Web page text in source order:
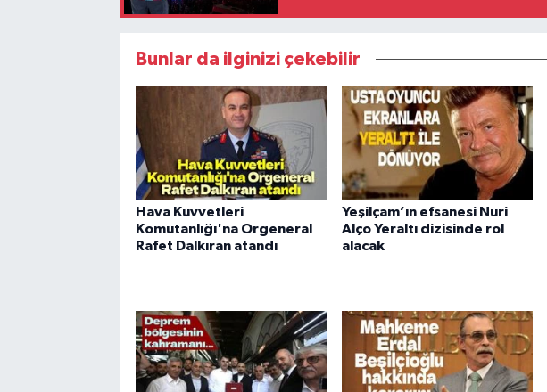
Bunlar da ilginizi çekebilir
Hava Kuvvetleri
Komutanlığı'na Orgeneral
Rafet Dalkıran atandı
Yeşilçam’ın efsanesi Nuri
Alço Yeraltı dizisinde rol
alacak